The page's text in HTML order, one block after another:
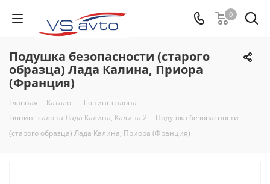
0
Подушка безопасности (старого
образца) Лада Калина, Приора
(Франция)
Главная - Каталог - Тюнинг салона -
Тюнинг салона Лада Калина, Калина 2 - Подушка безопасности
(старого образца) Лада Калина, Приора (Франция)